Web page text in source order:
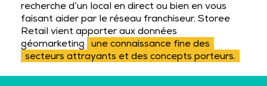
recherche d’un local en direct ou bien en vous
faisant aider par le réseau franchiseur. Storee
Retail vient apporter aux données
géomarketing
une connaissance fine des
secteurs attrayants et des concepts porteurs.